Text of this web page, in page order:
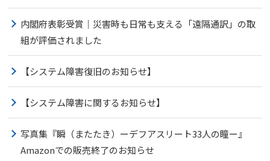
内閣府表彰受賞｜災害時も日常も支える「遠隔通訳」の取
組が評価されました
【システム障害復旧のお知らせ】
【システム障害に関するお知らせ】
写真集『瞬（またたき）ーデフアスリート33人の瞳ー』
Amazonでの販売終了のお知らせ